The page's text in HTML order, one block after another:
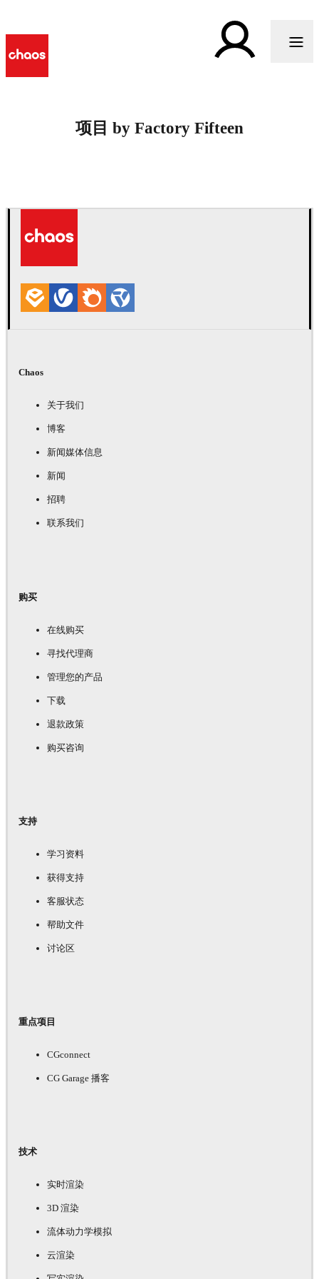
项目 by Factory Fifteen
Chaos
关于我们
博客
新闻媒体信息
新闻
招聘
联系我们
购买
在线购买
寻找代理商
管理您的产品
下载
退款政策
购买咨询
支持
学习资料
获得支持
客服状态
帮助文件
讨论区
重点项目
CGconnect
CG Garage 播客
技术
实时渲染
3D 渲染
流体动力学模拟
云渲染